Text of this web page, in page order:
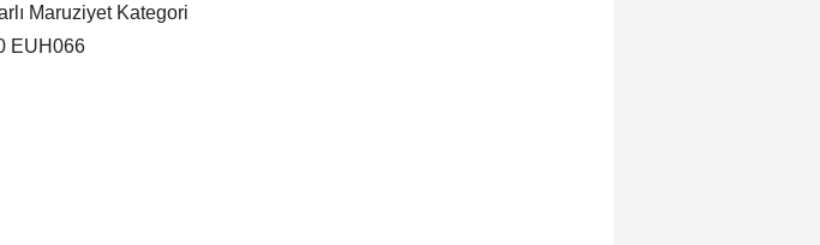
Maruziyet Kategori
EUH066